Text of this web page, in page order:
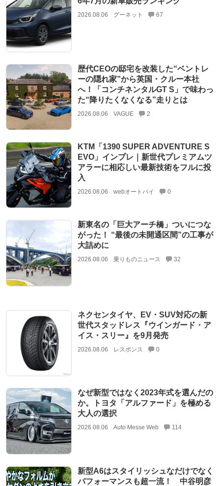
2026.08.06 グーネット 67
歴代CEOの邸宅を改装した“ベントレ
ーの隠れ家”から英国・クルー本社
へ！「コンチネンタルGT S」で味わっ
た“降りたくなくなる”走りとは
2026.08.06 VAGUE 2
KTM「1390 SUPER ADVENTURE S
EVO」インプレ｜新世代プレミアムツ
アラーに相応しい最新技術をフルに投
入
2026.08.06 webオートバイ 0
新東名の「巨大アーチ橋」ついにつな
がった！ “最後の未開通区間”の工事が
大詰めに
2026.08.06 乗りものニュース 32
ネクセンタイヤ、EV・SUV対応の新
世代スタッドレス『ウインガード・ア
イス・スリー』を9月発売
2026.08.06 レスポンス 0
なぜ新型ではなく2023年式を選んだの
か。トヨタ「アルファード」を極める
大人の選択
2026.08.06 Auto Messe Web 114
新型A6はスタイリッシュなだけでなく
パフォーマンスも超一流！ 中谷明彦